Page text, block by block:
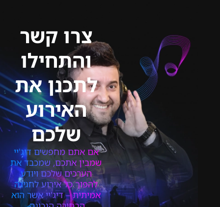
צרו קשר
והתחילו
לתכנן את
האירוע
שלכם
אם אתם מחפשים דיג'יי
שמבין אתכם, שמכבד את
הערכים שלכם ויודע
להפוך כל אירוע לחגיגה
אמיתית – דיג'יי אשר הוא